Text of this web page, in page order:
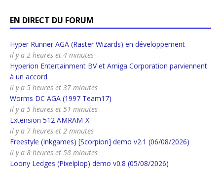
EN DIRECT DU FORUM
Hyper Runner AGA (Raster Wizards) en développement
il y a 2 heures et 4 minutes
Hyperion Entertainment BV et Amiga Corporation parviennent
à un accord
il y a 5 heures et 37 minutes
Worms DC AGA (1997 Team17)
il y a 5 heures et 51 minutes
Extension 512 AMRAM-X
il y a 7 heures et 2 minutes
Freestyle (Inkgames) [Scorpion] demo v2.1 (06/08/2026)
il y a 8 heures et 58 minutes
Loony Ledges (Pixelplop) demo v0.8 (05/08/2026)